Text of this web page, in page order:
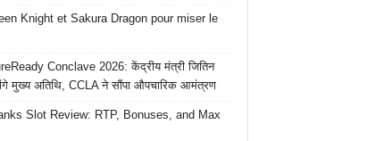
Knight et Sakura Dragon pour miser le
Conclave 2026: केंद्रीय मंत्री जितिन
मुख्य अतिथि, CCLA ने सौंपा औपचारिक आमंत्रण
Slot Review: RTP, Bonuses, and Max